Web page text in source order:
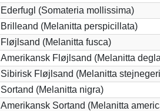
Ederfugl (Somateria mollissima)
Brilleand (Melanitta perspicillata)
Fløjlsand (Melanitta fusca)
Amerikansk Fløjlsand (Melanitta
Sibirisk Fløjlsand (Melanitta
Sortand (Melanitta nigra)
Amerikansk Sortand (Melanitta